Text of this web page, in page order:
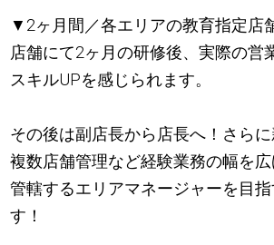
▼2ヶ月間／各エリアの教育指定店
店舗にて2ヶ月の研修後、実際の営
スキルUPを感じられます。
その後は副店長から店長へ！さら
複数店舗管理など経験業務の幅を
管轄するエリアマネージャーを目
す！